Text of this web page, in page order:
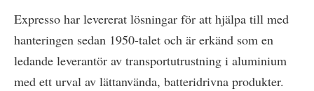
Expresso har levererat lösningar för att hjälpa till med
hanteringen sedan 1950-talet och är erkänd som en
ledande leverantör av transportutrustning i aluminium
med ett urval av lättanvända, batteridrivna produkter.